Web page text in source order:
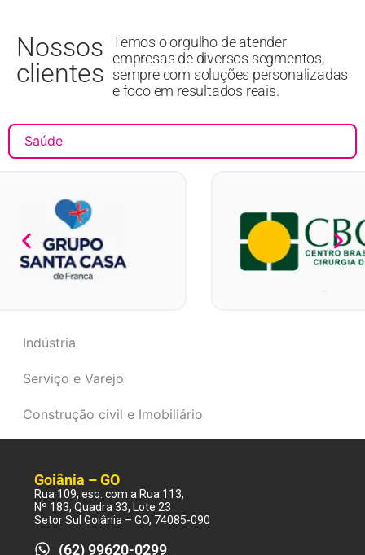
Nossos
clientes
Temos o orgulho de atender
empresas de diversos segmentos,
sempre com soluções personalizadas
e foco em resultados reais.
Saúde
Indústria
Serviço e Varejo
Construção civil e Imobiliário
Goiânia – GO
Rua 109, esq. com a Rua 113,
Nº 183, Quadra 33, Lote 23
Setor Sul Goiânia – GO, 74085-090
(62) 99620-0299